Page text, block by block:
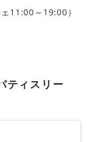
11:00～19:00）
ティスリー